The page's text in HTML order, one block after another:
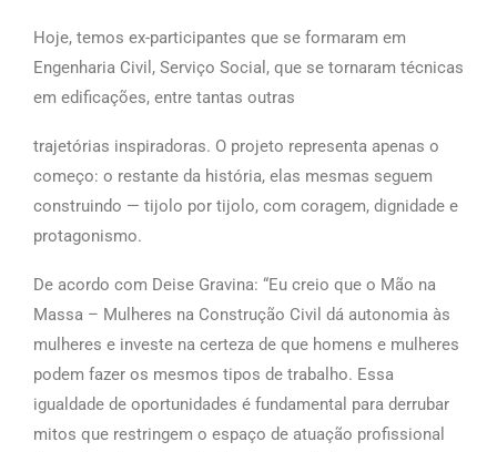
Hoje, temos ex-participantes que se formaram em
Engenharia Civil, Serviço Social, que se tornaram técnicas
em edificações, entre tantas outras
trajetórias inspiradoras. O projeto representa apenas o
começo: o restante da história, elas mesmas seguem
construindo — tijolo por tijolo, com coragem, dignidade e
protagonismo.
De acordo com Deise Gravina: “Eu creio que o Mão na
Massa – Mulheres na Construção Civil dá autonomia às
mulheres e investe na certeza de que homens e mulheres
podem fazer os mesmos tipos de trabalho. Essa
igualdade de oportunidades é fundamental para derrubar
mitos que restringem o espaço de atuação profissional